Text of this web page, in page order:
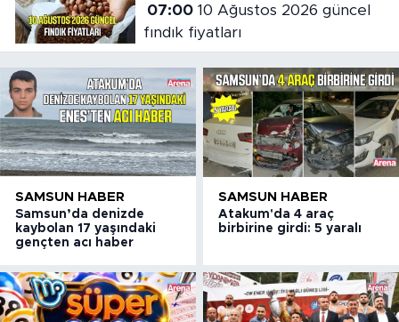
07:0010 Ağustos 2026 güncel
fındık fiyatları
SAMSUN HABER
Samsun’da denizde
kaybolan 17 yaşındaki
gençten acı haber
SAMSUN HABER
Atakum'da 4 araç
birbirine girdi: 5 yaralı